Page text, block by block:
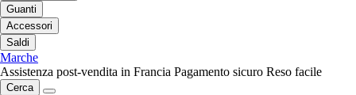
Guanti
Accessori
Saldi
Marche
Assistenza post-vendita in Francia Pagamento sicuro Reso facile
Cerca